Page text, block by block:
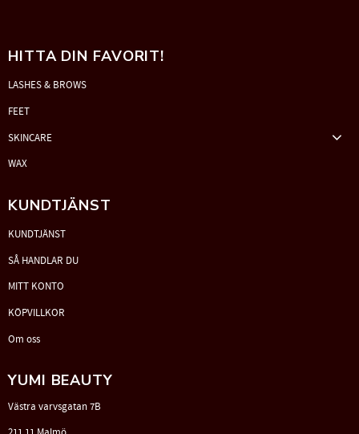
HITTA DIN FAVORIT!
LASHES & BROWS
FEET
SKINCARE
WAX
KUNDTJÄNST
KUNDTJÄNST
SÅ HANDLAR DU
MITT KONTO
KÖPVILLKOR
Om oss
YUMI BEAUTY
Västra varvsgatan 7B